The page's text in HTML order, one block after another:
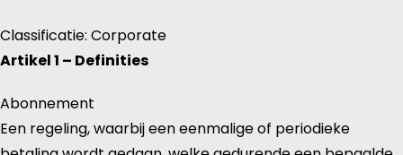
Classificatie: Corporate
Artikel 1 – Definities
Abonnement
Een regeling, waarbij een eenmalige of periodieke